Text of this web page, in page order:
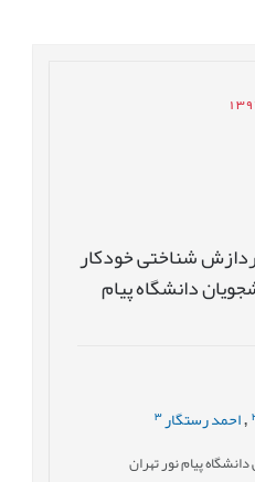
شناختی خودکار
دانشگاه پیام
, احمد رستگار 3
پیام نور تهران